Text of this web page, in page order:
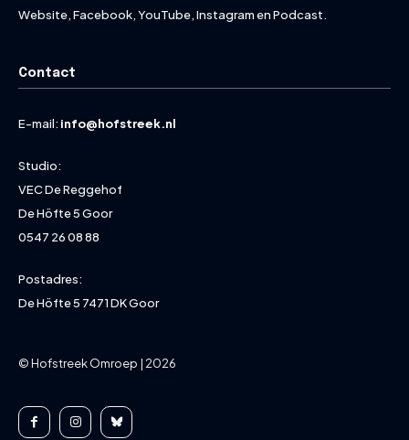
Website, Facebook, YouTube, Instagram en Podcast.
Contact
E-mail: info@hofstreek.nl
Studio:
VEC De Reggehof
De Höfte 5 Goor
0547 26 08 88
Postadres:
De Höfte 5 7471 DK Goor
© Hofstreek Omroep | 2026